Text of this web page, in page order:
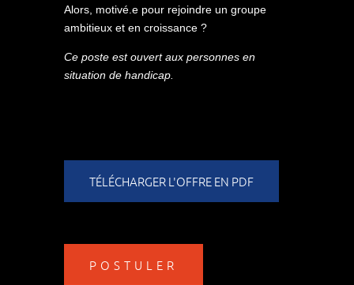
Alors, motivé.e pour rejoindre un groupe
ambitieux et en croissance ?
Ce poste est ouvert aux personnes en
situation de handicap.
TÉLÉCHARGER L'OFFRE EN PDF
POSTULER